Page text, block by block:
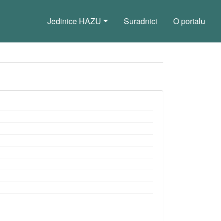
Jedinice HAZU Suradnici O portalu